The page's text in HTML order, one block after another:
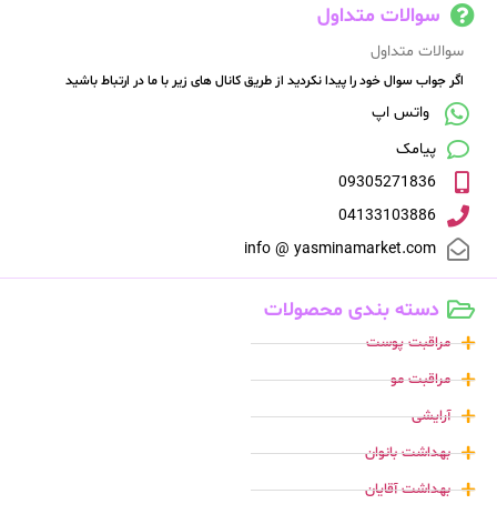
سوالات متداول
سوالات متداول
اگر جواب سوال خود را پیدا نکردید از طریق کانال های زیر با ما در ارتباط باشید
واتس اپ
پیامک
09305271836
04133103886
info @ yasminamarket.com
دسته بندی محصولات
مراقبت پوست
مراقبت مو
آرایشی
بهداشت بانوان
بهداشت آقایان